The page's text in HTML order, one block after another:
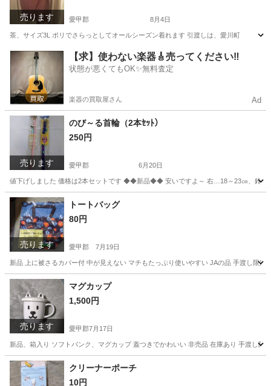
売ります 愛甲郡 8月4日
茶、サイズ3L ポリでさらっとしてオールシーズン着れます 引渡しは、愛川町
神奈川 愛甲郡 服/ファッション キャミソール
【求】使わない楽器🎸売ってください‼️
状態が悪くてもOK✨無料査定
楽器の買取屋さん Ad
売ります
のび～る首輪（2本ｾｯﾄ）
250円
愛甲郡 6月20日
値下げしました 価格は2本セットです ◆◆新品◆◆ 安いですよ～ 右…18～23㎝、鈴付
神奈川 愛甲郡 その他 首輪
売ります
トートバッグ
80円
愛甲郡 7月19日
新品 上に被さるカバー付 中が見えない マチもたっぷり使いやすい JAの品 手渡し限定
神奈川 愛甲郡 バッグ
売ります
マグカップ
1,500円
愛甲郡7月17日
新品、箱入り ソフトバンク、マグカップ 蓋つきでかわいい 非売品 在庫あり 手渡し限
神奈川 愛甲郡 食器 マグカップ
クリーナーポーチ
10円